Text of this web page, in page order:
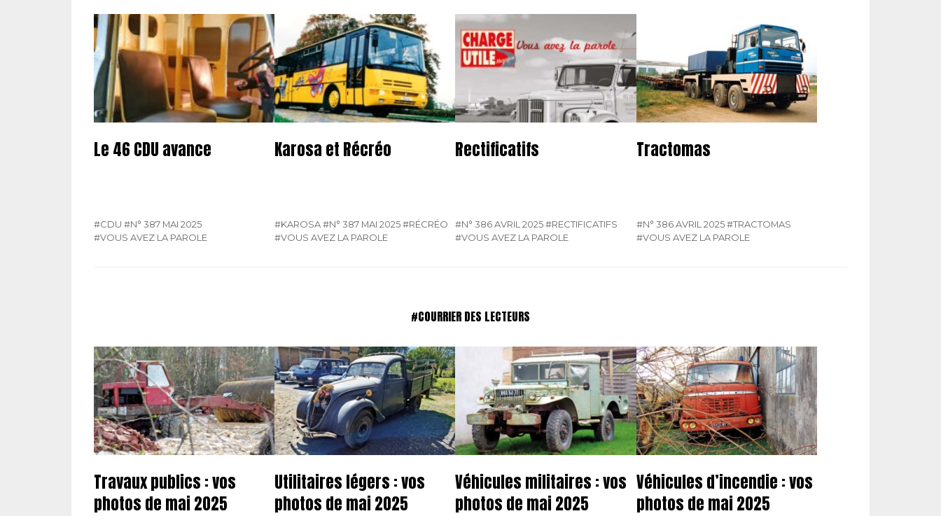
Le 46 CDU avance
#CDU #N° 387 MAI 2025
#VOUS AVEZ LA PAROLE
Karosa et Récréo
#KAROSA #N° 387 MAI 2025 #RÉCRÉO
#VOUS AVEZ LA PAROLE
Rectificatifs
#N° 386 AVRIL 2025 #RECTIFICATIFS
#VOUS AVEZ LA PAROLE
Tractomas
#N° 386 AVRIL 2025 #TRACTOMAS
#VOUS AVEZ LA PAROLE
#COURRIER DES LECTEURS
Travaux publics : vos
photos de mai 2025
Utilitaires légers : vos
photos de mai 2025
Véhicules militaires : vos
photos de mai 2025
Véhicules d’incendie : vos
photos de mai 2025